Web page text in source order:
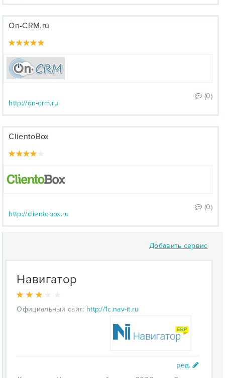
On-CRM.ru
(0)
http://on-crm.ru
ClientoBox
(0)
http://clientobox.ru
Добавить сервис
Навигатор
Официальный сайт: http://1c.nav-it.ru